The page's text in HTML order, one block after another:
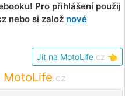
Pro přihlášení použij
nebo si založ nové
Jít na MotoLife .cz 👈
.cz